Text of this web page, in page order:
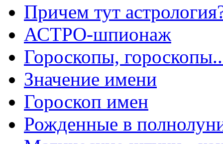
Причем тут
АСТРО-шпионаж
Гороскопы,
Значение имени
Гороскоп имен
Рожденные в